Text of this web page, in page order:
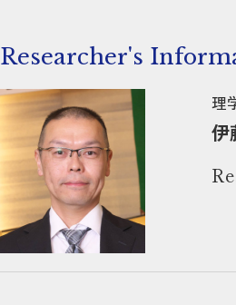
Researcher's
理
伊